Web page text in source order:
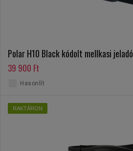
Polar H10 Black kódolt mellkasi jeladó
39 900 Ft
Hasonlít
RAKTÁRON